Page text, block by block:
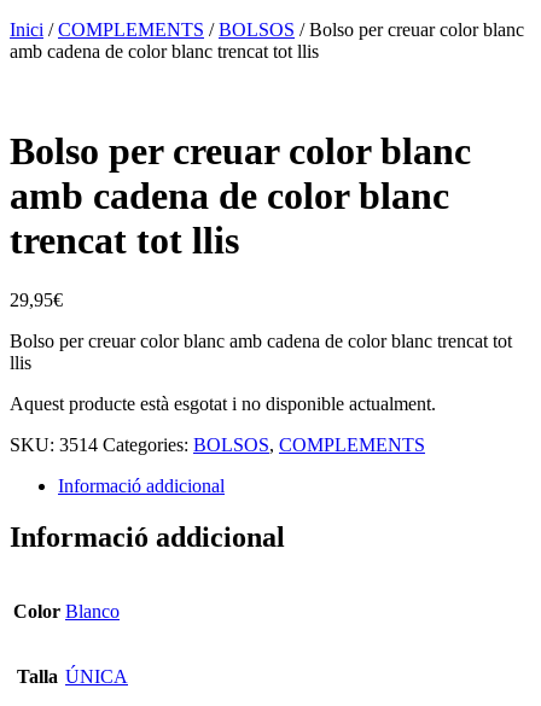
Inici /COMPLEMENTS /BOLSOS / Bolso per creuar color blanc
amb cadena de color blanc trencat tot llis
Bolso per creuar color blanc
amb cadena de color blanc
trencat tot llis
29,95€
Bolso per creuar color blanc amb cadena de color blanc trencat tot
llis
Aquest producte està esgotat i no disponible actualment.
SKU: 3514 Categories: BOLSOS, COMPLEMENTS
Informació addicional
Informació addicional
Color Blanco
Talla ÚNICA